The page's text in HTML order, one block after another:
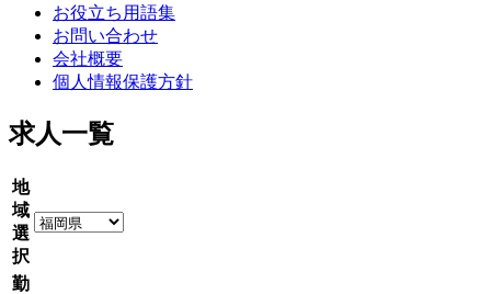
お役立ち用語集
お問い合わせ
会社概要
個人情報保護方針
求人一覧
地
域
選
択
勤